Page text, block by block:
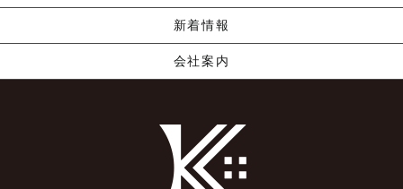
新着情報
会社案内